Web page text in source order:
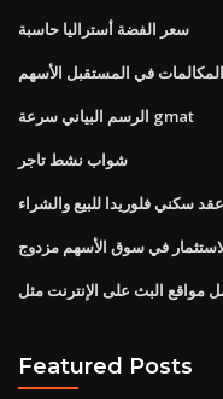
سعر الفضة أستراليا حاسبة
في المستقبل الأسهم
الرسم البياني سرعة gmat
شواب نشط تاجر
عقد سكني فلوريدا للبيع والشراء
في سوق الأسهم مزدوج
Featured Posts